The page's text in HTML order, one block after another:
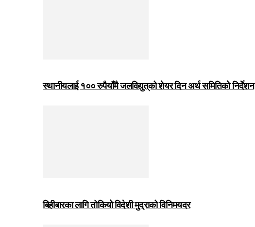
स्थानीयलाई १०० रुपैयाँमै जलविद्युत्‌को शेयर दिन अर्थ समितिको निर्देशन
बिहीबारका लागि तोकियो विदेशी मुद्राको विनिमयदर